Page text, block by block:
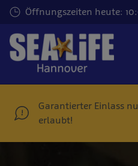
Zum
Hauptinhalt
springen
Öffnungszeiten heute:
Garantierter Einlass
erlaubt!